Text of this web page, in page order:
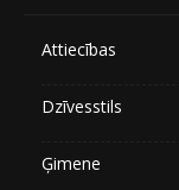
Attiecības
Dzīvesstils
Ģimene